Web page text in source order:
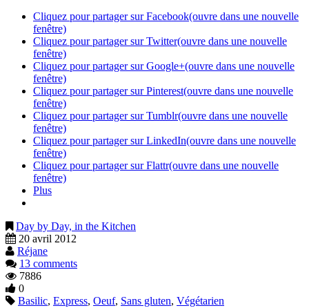
Cliquez pour partager sur Facebook(ouvre dans une nouvelle
fenêtre)
Cliquez pour partager sur Twitter(ouvre dans une nouvelle
fenêtre)
Cliquez pour partager sur Google+(ouvre dans une nouvelle
fenêtre)
Cliquez pour partager sur Pinterest(ouvre dans une nouvelle
fenêtre)
Cliquez pour partager sur Tumblr(ouvre dans une nouvelle
fenêtre)
Cliquez pour partager sur LinkedIn(ouvre dans une nouvelle
fenêtre)
Cliquez pour partager sur Flattr(ouvre dans une nouvelle
fenêtre)
Plus
Day by Day, in the Kitchen
20 avril 2012
Réjane
13 comments
7886
0
Basilic, Express, Oeuf, Sans gluten, Végétarien